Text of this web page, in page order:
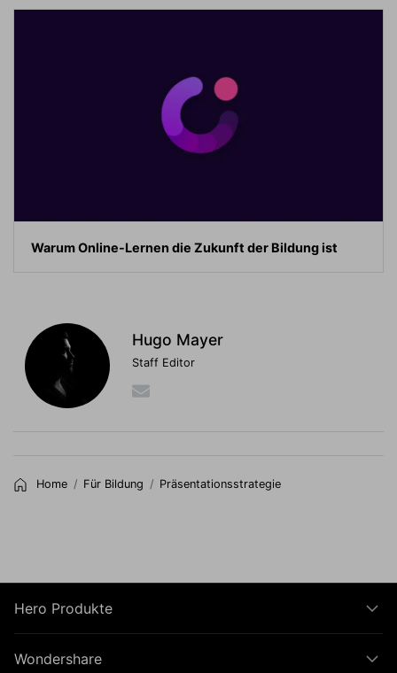
Warum Online-Lernen die Zukunft der Bildung ist
Hugo Mayer
Staff Editor
Home Für Bildung Präsentationsstrategie
Hero Produkte
Wondershare